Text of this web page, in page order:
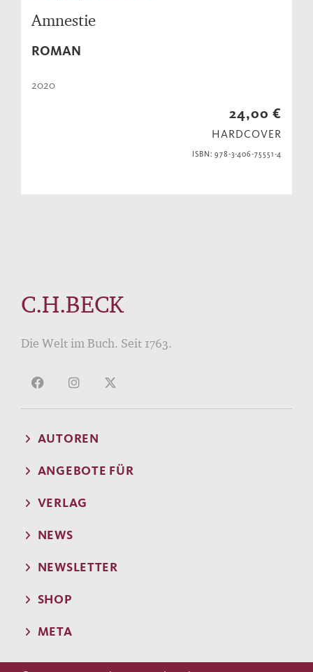
Amnestie
ROMAN
2020
24,00 €
HARDCOVER
ISBN: 978-3-406-75551-4
C.H.BECK
Die Welt im Buch. Seit 1763.
AUTOREN
ANGEBOTE FÜR
VERLAG
NEWS
NEWSLETTER
SHOP
META